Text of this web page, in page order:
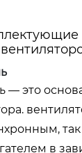
— это
в